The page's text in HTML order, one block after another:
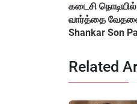
கடைசி
வார்த்தை
Shankar Son
Related